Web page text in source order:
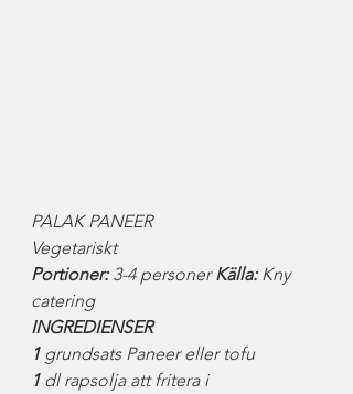
PALAK PANEER
Vegetariskt
Portioner: 3-4 personer Källa: Kny
catering
INGREDIENSER
1 grundsats Paneer eller tofu
1 dl rapsolja att fritera i